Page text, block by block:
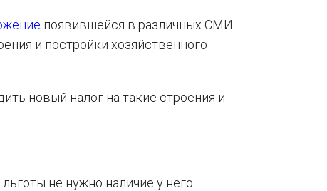
появившейся в различных СМИ
и постройки хозяйственного
новый налог на такие строения и
не нужно наличие у него